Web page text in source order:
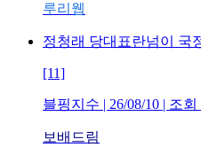
루리웹
정청래 당대표란넘이 국
[11]
블핑지수 | 26/08/10 | 조회
보배드림